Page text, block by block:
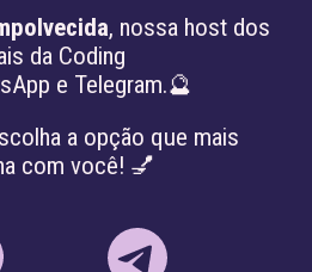
É UMA
#inteligência artificial
#Monopólio das Big Tech
, nossa host dos
da Coding
e Telegram.🔮
a opção que mais
com você! 💅